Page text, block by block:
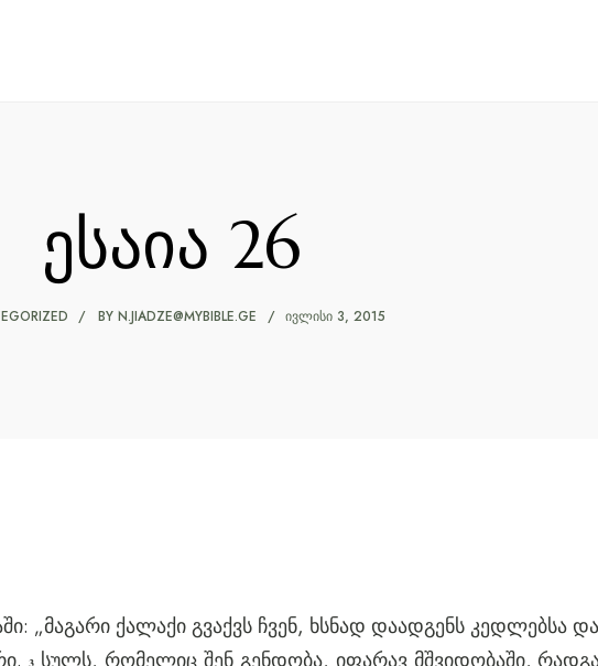
ესაია 26
BY N.JIADZE@MYBIBLE.GE ᲘᲕᲚᲘᲡᲘ 3, 2015
„მაგარი ქალაქი გვაქვს ჩვენ, ხსნად დაადგენს კედლებსა
3